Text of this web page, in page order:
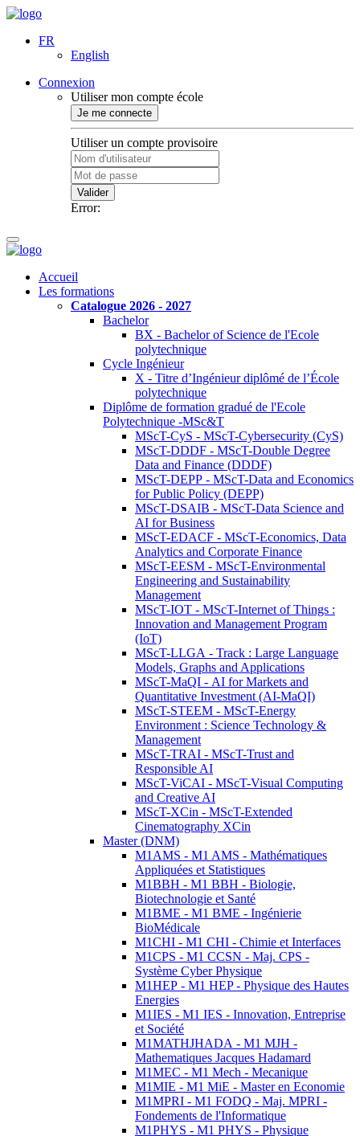
FR
English
Connexion
Utiliser mon compte école
Je me connecte
Utiliser un compte provisoire
Valider
Error:
Accueil
Les formations
Catalogue 2026 - 2027
Bachelor
BX - Bachelor of Science de l'Ecole
polytechnique
Cycle Ingénieur
X - Titre d’Ingénieur diplômé de l’École
polytechnique
Diplôme de formation gradué de l'Ecole
Polytechnique -MSc&T
MScT-CyS - MScT-Cybersecurity (CyS)
MScT-DDDF - MScT-Double Degree
Data and Finance (DDDF)
MScT-DEPP - MScT-Data and Economics
for Public Policy (DEPP)
MScT-DSAIB - MScT-Data Science and
AI for Business
MScT-EDACF - MScT-Economics, Data
Analytics and Corporate Finance
MScT-EESM - MScT-Environmental
Engineering and Sustainability
Management
MScT-IOT - MScT-Internet of Things :
Innovation and Management Program
(IoT)
MScT-LLGA - Track : Large Language
Models, Graphs and Applications
MScT-MaQI - AI for Markets and
Quantitative Investment (AI-MaQI)
MScT-STEEM - MScT-Energy
Environment : Science Technology &
Management
MScT-TRAI - MScT-Trust and
Responsible AI
MScT-ViCAI - MScT-Visual Computing
and Creative AI
MScT-XCin - MScT-Extended
Cinematography XCin
Master (DNM)
M1AMS - M1 AMS - Mathématiques
Appliquées et Statistiques
M1BBH - M1 BBH - Biologie,
Biotechnologie et Santé
M1BME - M1 BME - Ingénierie
BioMédicale
M1CHI - M1 CHI - Chimie et Interfaces
M1CPS - M1 CCSN - Maj. CPS -
Système Cyber Physique
M1HEP - M1 HEP - Physique des Hautes
Energies
M1IES - M1 IES - Innovation, Entreprise
et Société
M1MATHJHADA - M1 MJH -
Mathematiques Jacques Hadamard
M1MEC - M1 Mech - Mecanique
M1MIE - M1 MiE - Master en Economie
M1MPRI - M1 FODQ - Maj. MPRI -
Fondements de l'Informatique
M1PHYS - M1 PHYS - Physique